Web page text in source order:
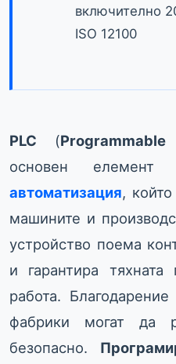
включително
ISO 12100
PLC (
основен
автоматизация,
машините и
устройство поема
и гарантира
работа. Благодарение
фабрики могат да
безопасно.